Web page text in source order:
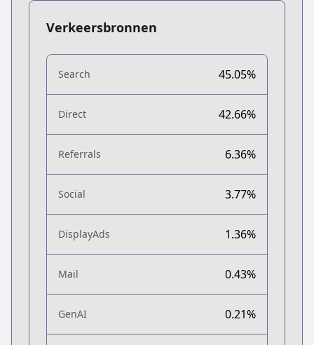
Verkeersbronnen
Search 45.05%
Direct 42.66%
Referrals 6.36%
Social 3.77%
DisplayAds 1.36%
Mail 0.43%
GenAI 0.21%